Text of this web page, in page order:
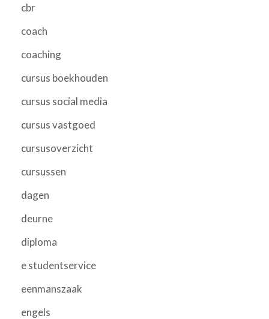
cbr
coach
coaching
cursus boekhouden
cursus social media
cursus vastgoed
cursusoverzicht
cursussen
dagen
deurne
diploma
e studentservice
eenmanszaak
engels